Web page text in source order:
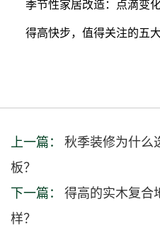
季节性家居改造：点滴变
得高快步，值得关注的五
上一篇：
秋季装修为什么
板？
下一篇：
得高的实木复合
样？